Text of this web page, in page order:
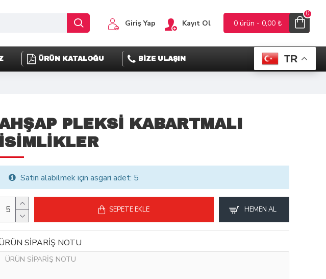
TR
Giriş Yap Kayıt Ol 0 ürün - 0,00 ₺
0
ÜRÜN KATALOĞU BİZE ULAŞIN
PLEKSİ KABARTMALI
İSİMLİKLER
SİPARİŞ NOTU
SEPETE EKLE HEMEN AL
Satın alabilmek için asgari adet: 5